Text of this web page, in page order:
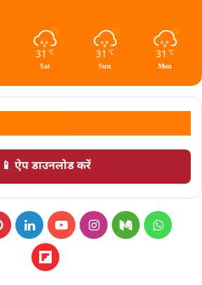
31 ℃
Sat
31 ℃
Sun
31 ℃
Mon
📱 ऐप डाउनलोड करें